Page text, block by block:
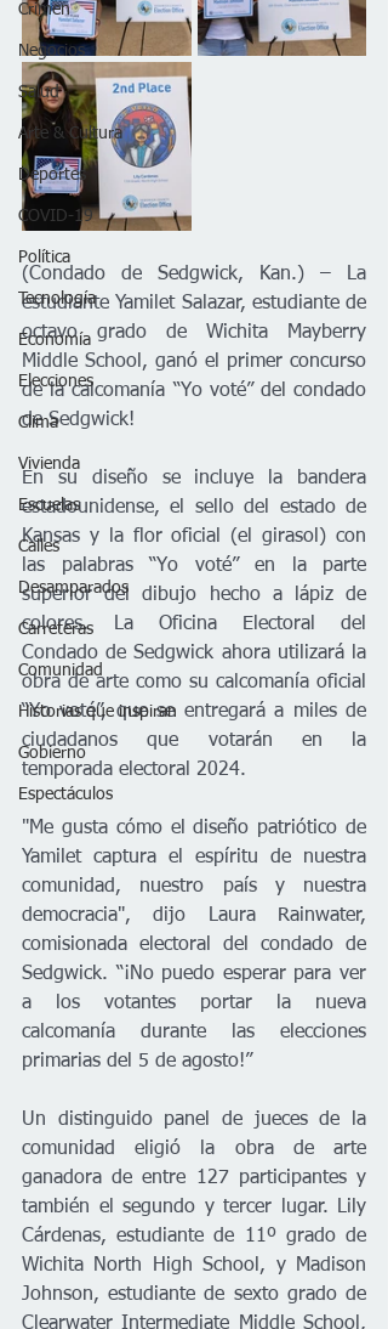
Crimen
Negocios
Salud
Arte & Cultura
Deportes
COVID-19
Política
Tecnología
Economía
Elecciones
Clima
Vivienda
Escuelas
Calles
Desamparados
Carreteras
Comunidad
Historias que inspiran
Gobierno
Espectáculos
(Condado de Sedgwick, Kan.) – La
estudiante Yamilet Salazar, estudiante de
octavo grado de Wichita Mayberry
Middle School, ganó el primer concurso
de la calcomanía “Yo voté” del condado
de Sedgwick!
En su diseño se incluye la bandera
estadounidense, el sello del estado de
Kansas y la flor oficial (el girasol) con
las palabras “Yo voté” en la parte
superior del dibujo hecho a lápiz de
colores. La Oficina Electoral del
Condado de Sedgwick ahora utilizará la
obra de arte como su calcomanía oficial
“Yo voté”, que se entregará a miles de
ciudadanos que votarán en la
temporada electoral 2024.
"Me gusta cómo el diseño patriótico de
Yamilet captura el espíritu de nuestra
comunidad, nuestro país y nuestra
democracia", dijo Laura Rainwater,
comisionada electoral del condado de
Sedgwick. “¡No puedo esperar para ver
a los votantes portar la nueva
calcomanía durante las elecciones
primarias del 5 de agosto!”
Un distinguido panel de jueces de la
comunidad eligió la obra de arte
ganadora de entre 127 participantes y
también el segundo y tercer lugar. Lily
Cárdenas, estudiante de 11º grado de
Wichita North High School, y Madison
Johnson, estudiante de sexto grado de
Clearwater Intermediate Middle School,